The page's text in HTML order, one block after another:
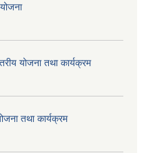
योजना तथा कार्यक्रम
तथा कार्यक्रम